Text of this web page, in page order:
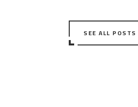
SEE ALL POSTS